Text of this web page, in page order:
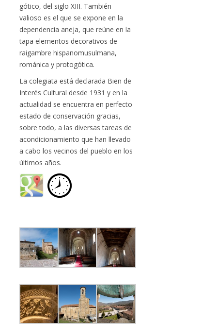
gótico, del siglo XIII. También
valioso es el que se expone en la
dependencia aneja, que reúne en la
tapa elementos decorativos de
raigambre hispanomusulmana,
románica y protogótica.
La colegiata está declarada Bien de
Interés Cultural desde 1931 y en la
actualidad se encuentra en perfecto
estado de conservación gracias,
sobre todo, a las diversas tareas de
acondicionamiento que han llevado
a cabo los vecinos del pueblo en los
últimos años.